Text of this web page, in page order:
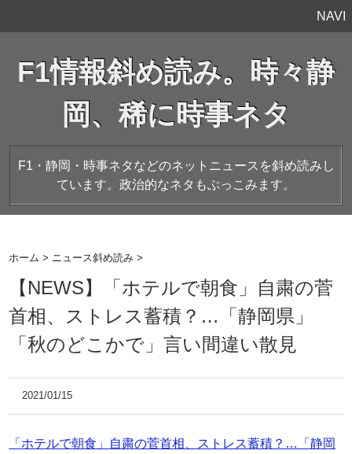
NAVI
F1情報斜め読み。時々静
岡、稀に時事ネタ
F1・静岡・時事ネタなどのネットニュースを斜め読みし
ています。政治的なネタもぶっこみます。
ホーム > ニュース斜め読み >
【NEWS】「ホテルで朝食」自粛の菅
首相、ストレス蓄積？…「静岡県」
「秋のどこかで」言い間違い散見
2021/01/15
「ホテルで朝食」自粛の菅首相、ストレス蓄積？…「静岡